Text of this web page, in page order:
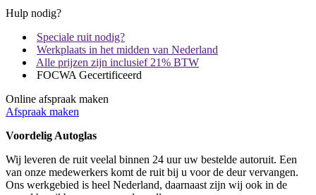
Hulp nodig?
Speciale ruit nodig?
Werkplaats in het midden van Nederland
Alle prijzen zijn inclusief 21% BTW
FOCWA Gecertificeerd
Online afspraak maken
Afspraak maken
Voordelig Autoglas
Wij leveren de ruit veelal binnen 24 uur uw bestelde autoruit. Een
van onze medewerkers komt de ruit bij u voor de deur vervangen.
Ons werkgebied is heel Nederland, daarnaast zijn wij ook in de